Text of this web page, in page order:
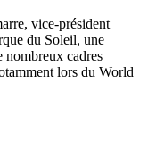
vice-président
du Soleil, une
nombreux cadres
lors du World